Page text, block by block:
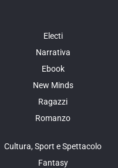
Electi
Narrativa
Ebook
New Minds
Ragazzi
Romanzo
Cultura, Sport e Spettacolo
Fantasy